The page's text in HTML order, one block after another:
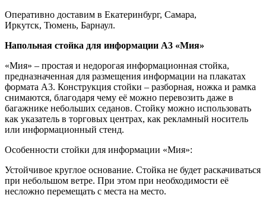
Оперативно доставим в Екатеринбург, Самара,
Иркутск, Тюмень, Барнаул.
Напольная стойка для информации А3 «Мия»
«Мия» – простая и недорогая информационная стойка,
предназначенная для размещения информации на плакатах
формата А3. Конструкция стойки – разборная, ножка и рамка
снимаются, благодаря чему её можно перевозить даже в
багажнике небольших седанов. Стойку можно использовать
как указатель в торговых центрах, как рекламный носитель
или информационный стенд.
Особенности стойки для информации «Мия»:
Устойчивое круглое основание. Стойка не будет раскачиваться
при небольшом ветре. При этом при необходимости её
несложно перемещать с места на место.